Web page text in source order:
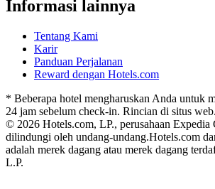
Informasi lainnya
Tentang Kami
Karir
Panduan Perjalanan
Reward dengan Hotels.com
* Beberapa hotel mengharuskan Anda untuk
24 jam sebelum check-in. Rincian di situs web.
© 2026 Hotels.com, LP., perusahaan Expedia
dilindungi oleh undang-undang.Hotels.com
adalah merek dagang atau merek dagang
L.P.